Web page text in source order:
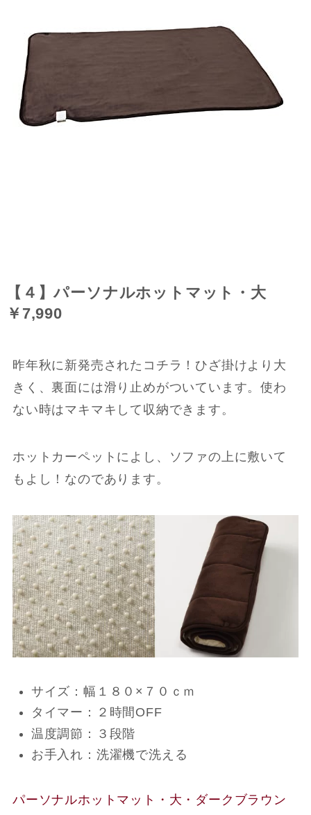
【４】パーソナルホットマット・大
￥7,990
昨年秋に新発売されたコチラ！ひざ掛けより大
きく、裏面には滑り止めがついています。使わ
ない時はマキマキして収納できます。
ホットカーペットによし、ソファの上に敷いて
もよし！なのであります。
サイズ：幅１８０×７０ｃｍ
タイマー：２時間OFF
温度調節：３段階
お手入れ：洗濯機で洗える
パーソナルホットマット・大・ダークブラウン